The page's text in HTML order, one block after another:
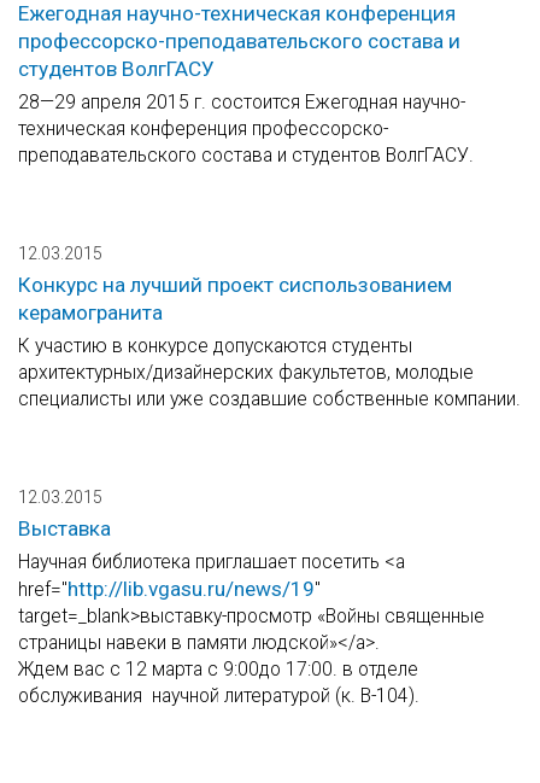
Ежегодная научно-техническая конференция
профессорско-преподавательского состава и
студентов ВолгГАСУ
28—29 апреля 2015 г. состоится Ежегодная научно-
техническая конференция профессорско-
преподавательского состава и студентов ВолгГАСУ.
12.03.2015
Конкурс на лучший проект сиспользованием
керамогранита
К участию в конкурсе допускаются студенты
архитектурных/дизайнерских факультетов, молодые
специалисты или уже создавшие собственные компании.
12.03.2015
Выставка
Научная библиотека приглашает посетить <a
href="http://lib.vgasu.ru/news/19"
target=_blank>выставку-просмотр «Войны священные
страницы навеки в памяти людской»</a>.
Ждем вас с 12 марта с 9:00до 17:00. в отделе
обслуживания научной литературой (к. В-104).